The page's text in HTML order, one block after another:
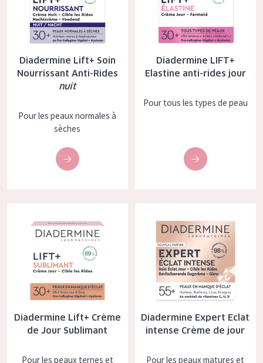
Expert
Peau sensible
Peau mixte ou grasse
Peau ménopausée
Tous âges
Âge : 35 à 55 ans
Âge : 55+
Diadermine Lift+ Soin
Nourrissant Anti-Rides
nuit
Pour les peaux normales à
sèches
Diadermine LIFT+
Elastine anti-rides jour
Pour tous les types de peau
Diadermine Lift+ Crème
de Jour Sublimant
Pour les peaux ternes et
Diadermine Expert Eclat
intense Crème de jour
Pour les peaux matures et